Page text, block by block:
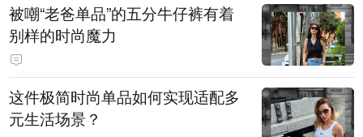
被嘲“老爸单品”的五分牛仔裤有着
别样的时尚魔力
这件极简时尚单品如何实现适配多
元生活场景？